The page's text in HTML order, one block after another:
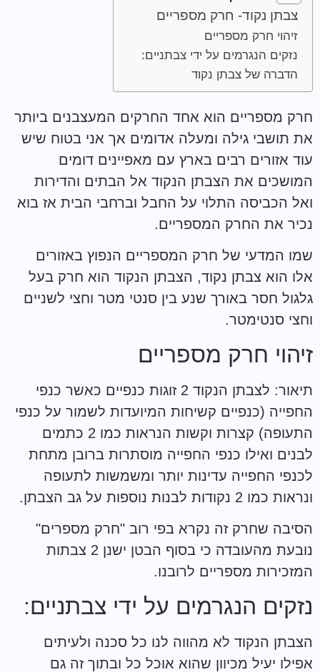
צבתן נקוד- חרק מספריים
זיהוי חרק מספריים
נזקים הנגרמים על ידי צבתניים:
הדברה של צבתן נקוד
חרק מספריים הוא אחד החרקים המעצבנים ביותר
את תושבי גילה ומעלה אדומים אך אני בטוח שיש
עוד אזורים רבים בארץ עם מאפיינים דומים
המושכים את הצבתן הנקוד אל הבתים והדירות
ואל הכביסה התלוי על החבל וברחבי הבית אז בוא
נכיר את החרק המספריים.
שמו המדעי של חרק המספריים הנפוץ באזורים
אלו הוא צבתן נקוד, הצבתן הנקוד הוא חרק בעל
גלגול חסר באורך שנע בין סנטי מטר וחצי לשניים
וחצי סנטימטר.
זיהוי חרק מספריים
תיאור: לצבתן הנקוד 2 זוגות כנפיים כאשר כנפי
החפייה (כנפיים קשיחות המיועדות לשמור על כנפי
התעופה) קצרות וקשות הנראות כמו 2 כתמים
לבנים ואילו כנפי החפייה מוסתרות ברובן מתחת
לכנפי החפייה עדינות יותר ומשמשות לתעופה
ונראות כמו 2 נקודות לבנות נוספות על גב הצבתן.
הסיבה שחרק זה נקרא בפי רוב "חרק מספרים"
נובעת מהעובדה כי בסוף הבטן ישנן 2 צבתות
המזכירות מספריים לרובנו.
נזקים הנגרמים על ידי צבתניים:
הצבתן הנקוד לא מהווה לנו כל סכנה ולעיתים
אפילו יעיל מכיוון שהוא אוכל כל ובתוך זה גם